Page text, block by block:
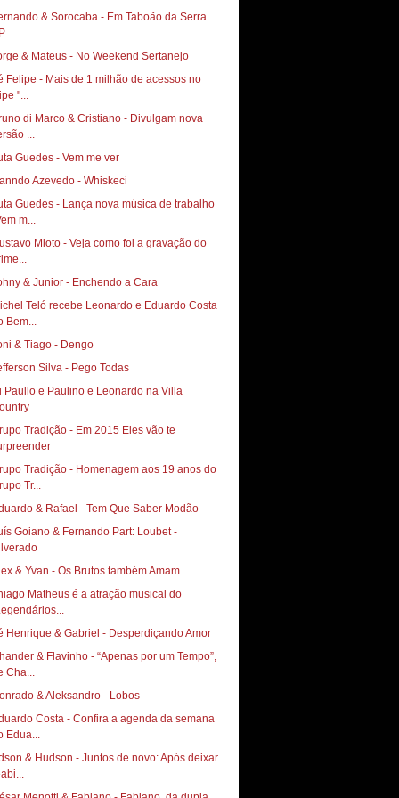
& Sorocaba - Em Taboão da Serra
& Mateus - No Weekend Sertanejo
Felipe - Mais de 1 milhão de acessos no
"...
di Marco & Cristiano - Divulgam nova
...
Guedes - Vem me ver
Azevedo - Whiskeci
Guedes - Lança nova música de trabalho
m...
Mioto‏ - Veja como foi a gravação do
& Junior - Enchendo a Cara
Teló recebe Leonardo e Eduardo Costa
Bem...
& Tiago - Dengo
Silva - Pego Todas
Paullo e Paulino e Leonardo na Villa
Tradição - Em 2015 Eles vão te
Tradição - Homenagem aos 19 anos do
Tr...
& Rafael - Tem Que Saber Modão
Goiano & Fernando Part: Loubet -
& Yvan - Os Brutos também Amam
Matheus é a atração musical do
Henrique & Gabriel - Desperdiçando Amor
& Flavinho - “Apenas por um Tempo”,
Cha...
& Aleksandro - Lobos
Costa - Confira a agenda da semana
Edua...
& Hudson - Juntos de novo: Após deixar